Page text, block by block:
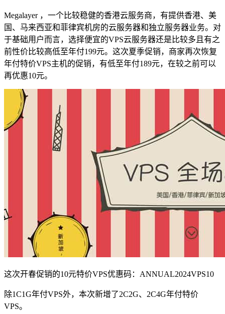
Megalayer ，一个比较稳健的香港云服务商，有提供香港、美
国、马来西亚和菲律宾机房的云服务器和独立服务器业务。对
于基础用户而言，选择便宜的VPS云服务器还是比较多且有之
前性价比较高低至年付199元。这次夏季促销，商家再次恢复
年付特价VPS主机的促销，有低至年付189元，在较之前可以
再优惠10元。
这次开春促销的10元特价VPS优惠码： ANNUAL2024VPS10
除1C1G年付VPS外，本次新增了2C2G、 2C4G年付特价
VPS。